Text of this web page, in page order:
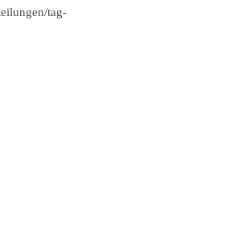
tag-